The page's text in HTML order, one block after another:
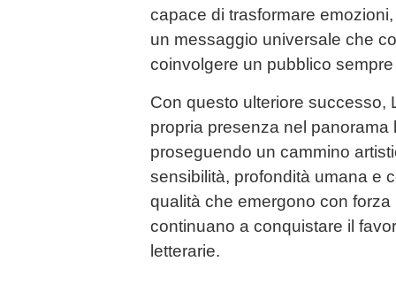
capace di trasformare
un messaggio universale che
coinvolgere un pubblico
Con questo ulteriore successo,
propria presenza nel
proseguendo un cammino
sensibilità, profondità umana e
qualità che emergono con
continuano a conquistare il
letterarie.